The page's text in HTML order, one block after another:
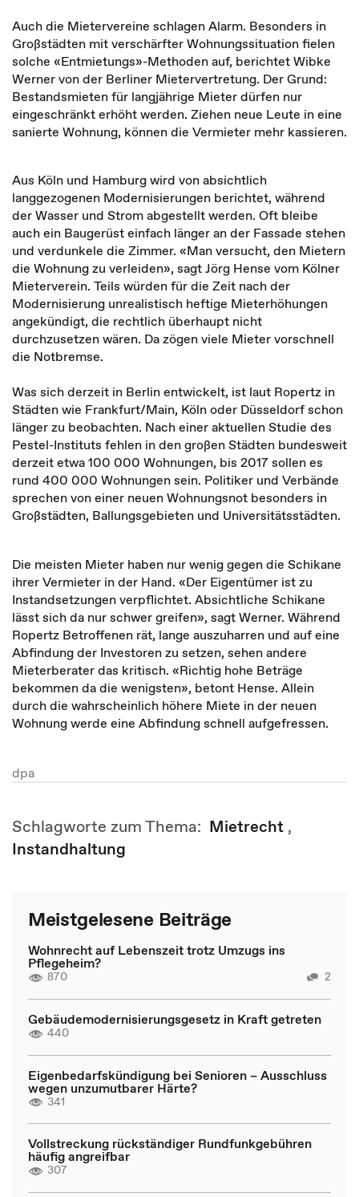
Auch die Mietervereine schlagen Alarm. Besonders in
Großstädten mit verschärfter Wohnungssituation fielen
solche «Entmietungs»-Methoden auf, berichtet Wibke
Werner von der Berliner Mietervertretung. Der Grund:
Bestandsmieten für langjährige Mieter dürfen nur
eingeschränkt erhöht werden. Ziehen neue Leute in eine
sanierte Wohnung, können die Vermieter mehr kassieren.
Aus Köln und Hamburg wird von absichtlich
langgezogenen Modernisierungen berichtet, während
der Wasser und Strom abgestellt werden. Oft bleibe
auch ein Baugerüst einfach länger an der Fassade stehen
und verdunkele die Zimmer. «Man versucht, den Mietern
die Wohnung zu verleiden», sagt Jörg Hense vom Kölner
Mieterverein. Teils würden für die Zeit nach der
Modernisierung unrealistisch heftige Mieterhöhungen
angekündigt, die rechtlich überhaupt nicht
durchzusetzen wären. Da zögen viele Mieter vorschnell
die Notbremse.
Was sich derzeit in Berlin entwickelt, ist laut Ropertz in
Städten wie Frankfurt/Main, Köln oder Düsseldorf schon
länger zu beobachten. Nach einer aktuellen Studie des
Pestel-Instituts fehlen in den großen Städten bundesweit
derzeit etwa 100 000 Wohnungen, bis 2017 sollen es
rund 400 000 Wohnungen sein. Politiker und Verbände
sprechen von einer neuen Wohnungsnot besonders in
Großstädten, Ballungsgebieten und Universitätsstädten.
Die meisten Mieter haben nur wenig gegen die Schikane
ihrer Vermieter in der Hand. «Der Eigentümer ist zu
Instandsetzungen verpflichtet. Absichtliche Schikane
lässt sich da nur schwer greifen», sagt Werner. Während
Ropertz Betroffenen rät, lange auszuharren und auf eine
Abfindung der Investoren zu setzen, sehen andere
Mieterberater das kritisch. «Richtig hohe Beträge
bekommen da die wenigsten», betont Hense. Allein
durch die wahrscheinlich höhere Miete in der neuen
Wohnung werde eine Abfindung schnell aufgefressen.
dpa
Schlagworte zum Thema: Mietrecht ,
Instandhaltung
Meistgelesene Beiträge
Wohnrecht auf Lebenszeit trotz Umzugs ins
Pflegeheim?
870 2
Gebäudemodernisierungsgesetz in Kraft getreten
440
Eigenbedarfskündigung bei Senioren – Ausschluss
wegen unzumutbarer Härte?
341
Vollstreckung rückständiger Rundfunkgebühren
häufig angreifbar
307